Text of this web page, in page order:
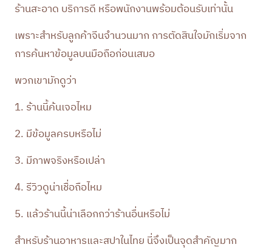
ร้านสะอาด บริการดี หรือพนักงานพร้อมต้อนรับเท่านั้น
เพราะสำหรับลูกค้าจีนจำนวนมาก การตัดสินใจมักเริ่มจาก
การค้นหาข้อมูลบนมือถือก่อนเสมอ
พวกเขามักดูว่า
1. ร้านนี้ค้นเจอไหม
2. มีข้อมูลครบหรือไม่
3. มีภาพจริงหรือเปล่า
4. รีวิวดูน่าเชื่อถือไหม
5. แล้วร้านนี้น่าเลือกกว่าร้านอื่นหรือไม่
สำหรับร้านอาหารและสปาในไทย นี่จึงเป็นจุดสำคัญมาก